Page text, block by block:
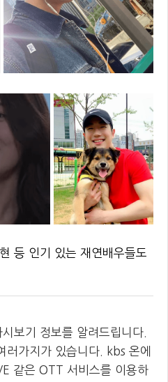
등 인기 있는 재연배우들도
보기 정보를 알려드립니다.
러가지가 있습니다. kbs 온에
같은 OTT 서비스를 이용하